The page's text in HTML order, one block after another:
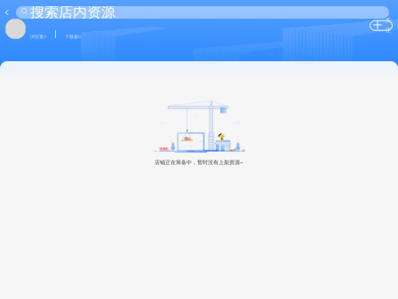
浏览量0 下载量0
关
注
店铺正在筹备中，暂时没有上架资源~